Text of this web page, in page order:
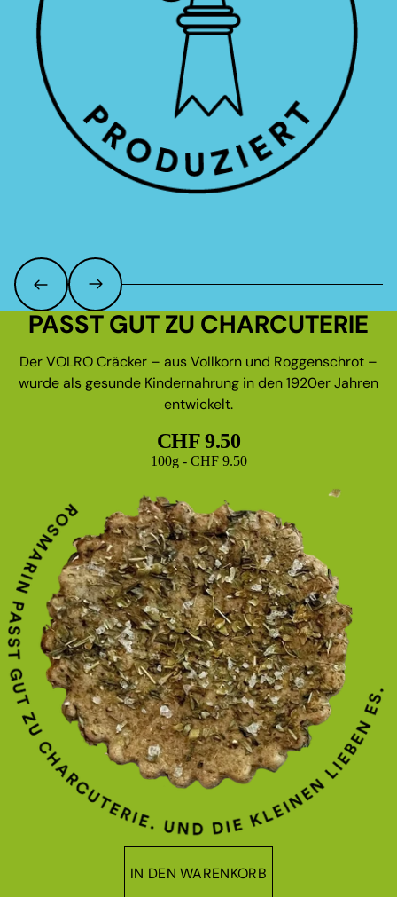
PASST GUT ZU CHARCUTERIE
Der VOLRO Cräcker – aus Vollkorn und Roggenschrot –
wurde als gesunde Kindernahrung in den 1920er Jahren
entwickelt.
CHF 9.50
Grundpreis
100g - CHF 9.50
IN DEN WARENKORB